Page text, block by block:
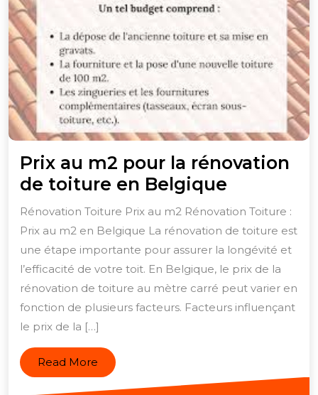
Prix au m2 pour la rénovation
de toiture en Belgique
au
m2
pour
la
de
Belgique
Rénovation Toiture Prix au m2 Rénovation Toiture :
Prix au m2 en Belgique La rénovation de toiture est
une étape importante pour assurer la longévité et
l’efficacité de votre toit. En Belgique, le prix de la
rénovation de toiture au mètre carré peut varier en
fonction de plusieurs facteurs. Facteurs influençant
le prix de la […]
Read More Read
More